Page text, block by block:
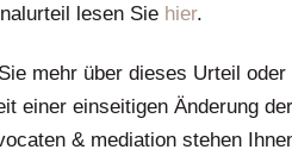
lesen Sie hier.
mehr über dieses Urteil
einer einseitigen Änderung
& mediation stehen